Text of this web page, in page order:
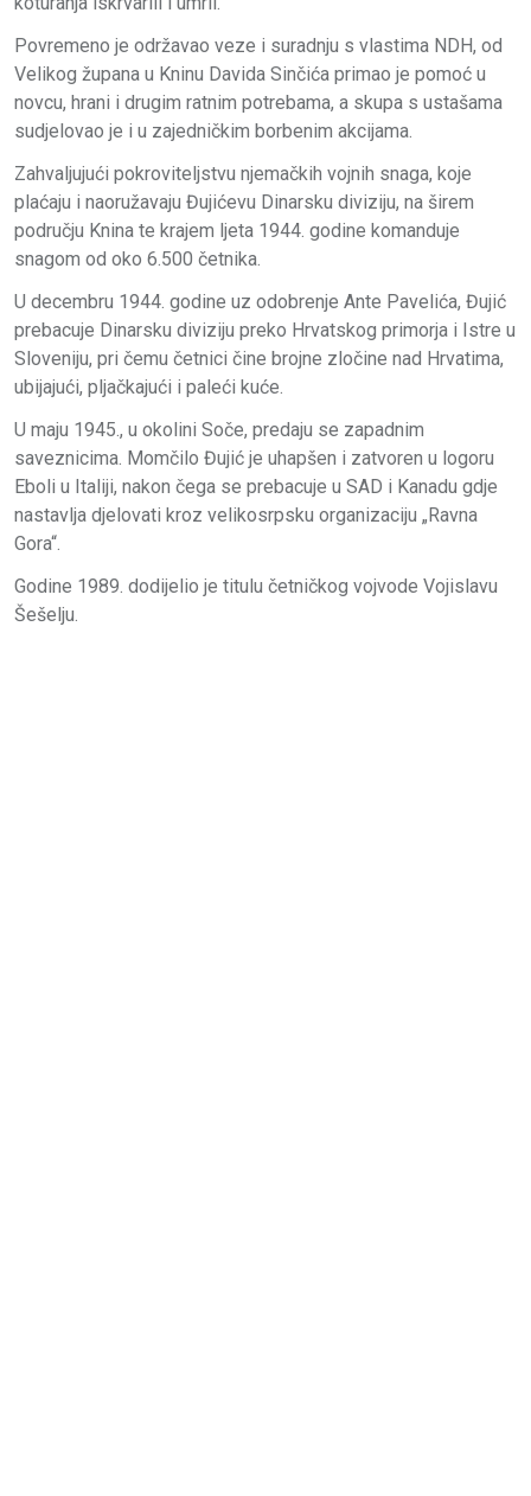
Povremeno je održavao veze i suradnju s vlastima NDH, od
Velikog župana u Kninu Davida Sinčića primao je pomoć u
novcu, hrani i drugim ratnim potrebama, a skupa s ustašama
sudjelovao je i u zajedničkim borbenim akcijama.
Zahvaljujući pokroviteljstvu njemačkih vojnih snaga, koje
plaćaju i naoružavaju Đujićevu Dinarsku diviziju, na širem
području Knina te krajem ljeta 1944. godine komanduje
snagom od oko 6.500 četnika.
U decembru 1944. godine uz odobrenje Ante Pavelića, Đujić
prebacuje Dinarsku diviziju preko Hrvatskog primorja i Istre u
Sloveniju, pri čemu četnici čine brojne zločine nad Hrvatima,
ubijajući, pljačkajući i paleći kuće.
U maju 1945., u okolini Soče, predaju se zapadnim
saveznicima. Momčilo Đujić je uhapšen i zatvoren u logoru
Eboli u Italiji, nakon čega se prebacuje u SAD i Kanadu gdje
nastavlja djelovati kroz velikosrpsku organizaciju „Ravna
Gora“.
Godine 1989. dodijelio je titulu četničkog vojvode Vojislavu
Šešelju.